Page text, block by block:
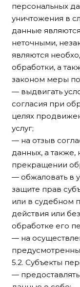
персональных
уничтожения в
данные
неточными,
являются
обработки, а
законом меры
— выдвигать
согласия при
целях
услуг;
— на отзыв
данных, а также,
прекращении
— обжаловать в
защите прав
или в судебном
действия или
обработке его
— на
5.2. Субъекты
—